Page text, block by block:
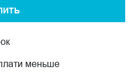
меньше